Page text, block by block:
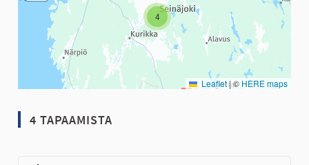
4
Leaflet|© HERE maps
4 TAPAAMISTA